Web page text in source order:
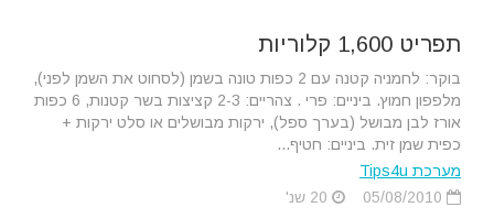
תפריט 1,600 קלוריות
בוקר: לחמניה קטנה עם 2 כפות טונה בשמן (לסחוט את השמן לפני),
מלפפון חמוץ. ביניים: פרי . צהריים: 2-3 קציצות בשר קטנות, 6 כפות
אורז לבן מבושל (בערך ספל), ירקות מבושלים או סלט ירקות +
כפית שמן זית. ביניים: חטיף...
מערכת Tips4u